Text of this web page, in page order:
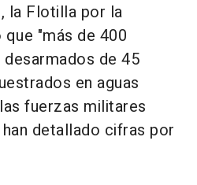
la Flotilla por la
"más de 400
de 45
en aguas
fuerzas militares
detallado cifras por